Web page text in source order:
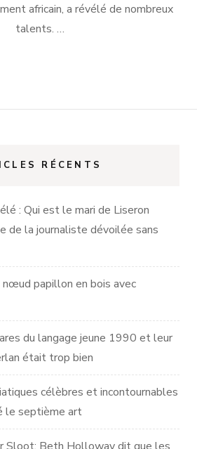
africain, a révélé de nombreux
talents. …
RÉCENTS
: Qui est le mari de Liseron
de la journaliste dévoilée sans
papillon en bois avec
du langage jeune 1990 et leur
était trop bien
célèbres et incontournables
le septième art